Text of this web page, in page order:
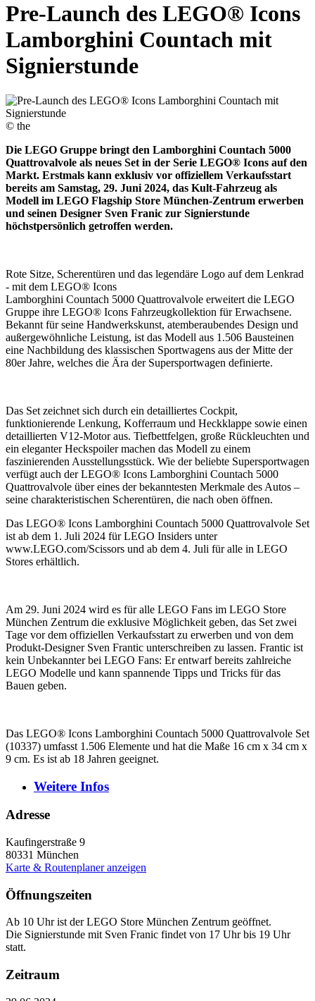
Pre-Launch des LEGO® Icons
Lamborghini Countach mit
Signierstunde
© the
Die LEGO Gruppe bringt den Lamborghini Countach 5000
Quattrovalvole als neues Set in der Serie LEGO® Icons auf den
Markt. Erstmals kann exklusiv vor offiziellem Verkaufsstart
bereits am Samstag, 29. Juni 2024, das Kult-Fahrzeug als
Modell im LEGO Flagship Store München-Zentrum erwerben
und seinen Designer Sven Franic zur Signierstunde
höchstpersönlich getroffen werden.
Rote Sitze, Scherentüren und das legendäre Logo auf dem Lenkrad
- mit dem LEGO® Icons
Lamborghini Countach 5000 Quattrovalvole erweitert die LEGO
Gruppe ihre LEGO® Icons Fahrzeugkollektion für Erwachsene.
Bekannt für seine Handwerkskunst, atemberaubendes Design und
außergewöhnliche Leistung, ist das Modell aus 1.506 Bausteinen
eine Nachbildung des klassischen Sportwagens aus der Mitte der
80er Jahre, welches die Ära der Supersportwagen definierte.
Das Set zeichnet sich durch ein detailliertes Cockpit,
funktionierende Lenkung, Kofferraum und Heckklappe sowie einen
detaillierten V12-Motor aus. Tiefbettfelgen, große Rückleuchten und
ein eleganter Heckspoiler machen das Modell zu einem
faszinierenden Ausstellungsstück. Wie der beliebte Supersportwagen
verfügt auch der LEGO® Icons Lamborghini Countach 5000
Quattrovalvole über eines der bekanntesten Merkmale des Autos –
seine charakteristischen Scherentüren, die nach oben öffnen.
Das LEGO® Icons Lamborghini Countach 5000 Quattrovalvole Set
ist ab dem 1. Juli 2024 für LEGO Insiders unter
www.LEGO.com/Scissors und ab dem 4. Juli für alle in LEGO
Stores erhältlich.
Am 29. Juni 2024 wird es für alle LEGO Fans im LEGO Store
München Zentrum die exklusive Möglichkeit geben, das Set zwei
Tage vor dem offiziellen Verkaufsstart zu erwerben und von dem
Produkt-Designer Sven Frantic unterschreiben zu lassen. Frantic ist
kein Unbekannter bei LEGO Fans: Er entwarf bereits zahlreiche
LEGO Modelle und kann spannende Tipps und Tricks für das
Bauen geben.
Das LEGO® Icons Lamborghini Countach 5000 Quattrovalvole Set
(10337) umfasst 1.506 Elemente und hat die Maße 16 cm x 34 cm x
9 cm. Es ist ab 18 Jahren geeignet.
Weitere Infos
Adresse
Kaufingerstraße 9
80331 München
Karte & Routenplaner anzeigen
Öffnungszeiten
Ab 10 Uhr ist der LEGO Store München Zentrum geöffnet.
Die Signierstunde mit Sven Franic findet von 17 Uhr bis 19 Uhr
statt.
Zeitraum